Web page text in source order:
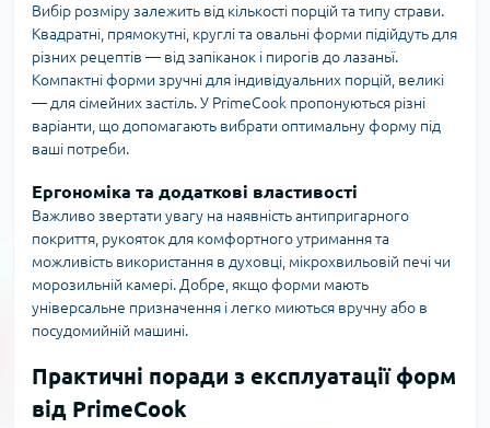
Вибір розміру залежить від кількості порцій та типу страви.
Квадратні, прямокутні, круглі та овальні форми підійдуть для
різних рецептів — від запіканок і пирогів до лазаньї.
Компактні форми зручні для індивідуальних порцій, великі
— для сімейних застіль. У PrimeCook пропонуються різні
варіанти, що допомагають вибрати оптимальну форму під
ваші потреби.
Ергономіка та додаткові властивості
Важливо звертати увагу на наявність антипригарного
покриття, рукояток для комфортного утримання та
можливість використання в духовці, мікрохвильовій печі чи
морозильній камері. Добре, якщо форми мають
універсальне призначення і легко миються вручну або в
посудомийній машині.
Практичні поради з експлуатації форм
від PrimeCook